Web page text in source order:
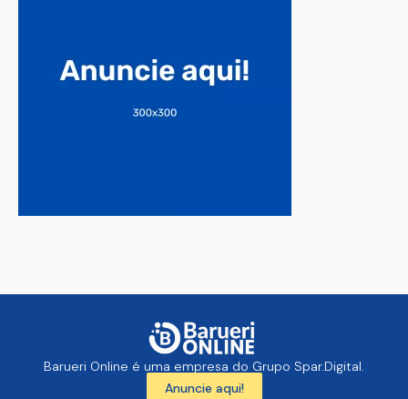
Barueri Online é uma empresa do Grupo Spar.Digital.
Anuncie aqui!